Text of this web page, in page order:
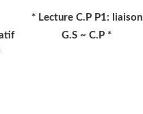
* Lecture C.P P1: liaison
G.S ~ C.P *